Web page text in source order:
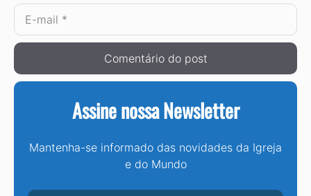
E-
mail
Assine nossa Newsletter
Mantenha-se informado das novidades da Igreja
e do Mundo